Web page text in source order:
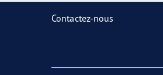
Prendre soin de vos pneus
Goodyear Blimp
Contactez-nous